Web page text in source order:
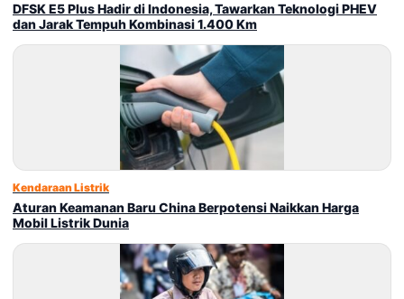
DFSK E5 Plus Hadir di Indonesia, Tawarkan Teknologi PHEV
dan Jarak Tempuh Kombinasi 1.400 Km
Kendaraan Listrik
Aturan Keamanan Baru China Berpotensi Naikkan Harga
Mobil Listrik Dunia